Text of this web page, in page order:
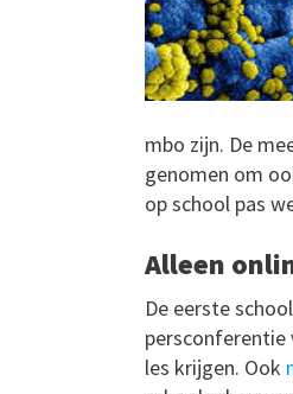
mbo zijn. De
genomen om
op school pas
Alleen
De eerste
persconferentie
les krijgen. Ook